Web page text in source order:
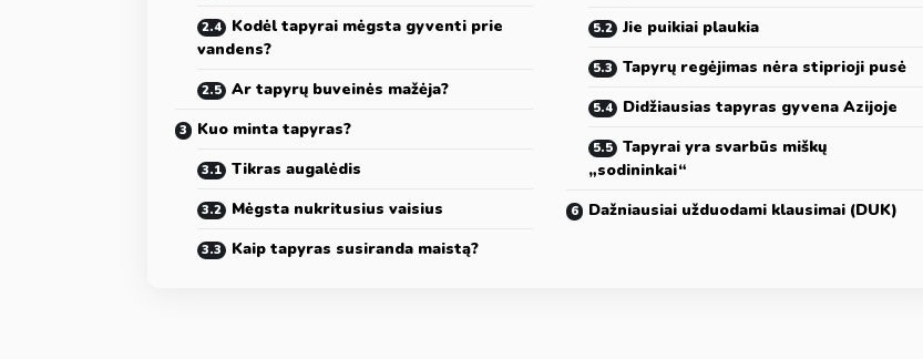
Kodėl tapyrai mėgsta gyventi prie
vandens?
Ar tapyrų buveinės mažėja?
Kuo minta tapyras?
Tikras augalėdis
Mėgsta nukritusius vaisius
Kaip tapyras susiranda maistą?
Jie puikiai plaukia
Tapyrų regėjimas nėra stiprioji pusė
Didžiausias tapyras gyvena Azijoje
Tapyrai yra svarbūs miškų
„sodininkai“
Dažniausiai užduodami klausimai (DUK)